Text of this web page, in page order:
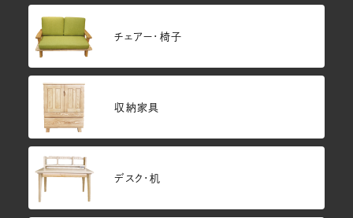
チェアー・椅子
収納家具
デスク・机